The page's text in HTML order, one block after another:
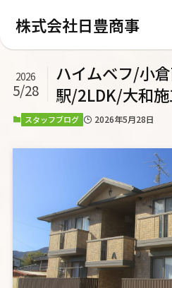
株式会社日豊商事
ハイムベフ/小
駅/2LDK/大和
2026
5/28
スタッフブログ 2026年5月28日